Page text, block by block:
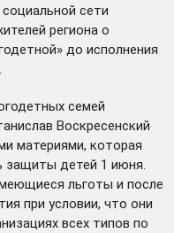
сети
региона о
до исполнения
семей
Воскресенский
материями, которая
детей 1 июня.
льготы и после
при условии, что они
всех типов по